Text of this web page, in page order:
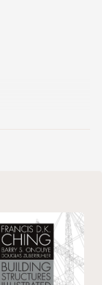
手，推出一系列
格懶人包指南，透
風格的特色與裝
。